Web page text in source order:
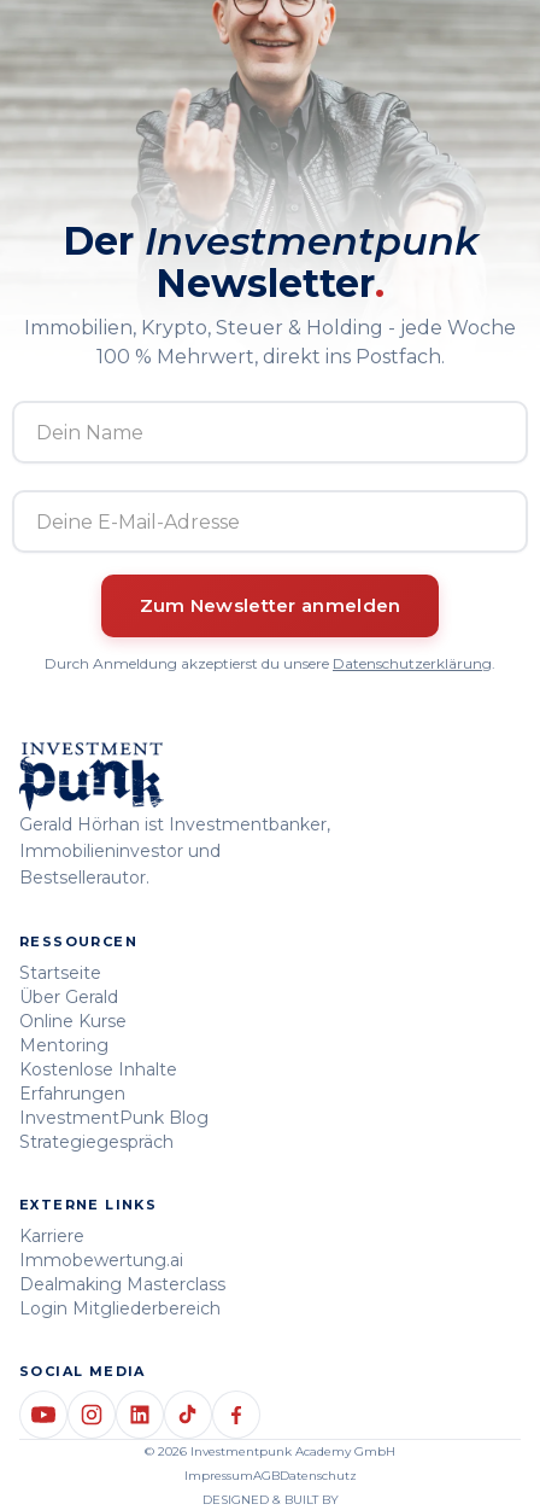
DerInvestmentpunk
Newsletter.
Immobilien, Krypto, Steuer & Holding - jede Woche
100 % Mehrwert, direkt ins Postfach.
Durch Anmeldung akzeptierst du unsere Datenschutzerklärung.
Gerald Hörhan ist Investmentbanker,
Immobilieninvestor und
Bestsellerautor.
RESSOURCEN
Startseite
Über Gerald
Online Kurse
Mentoring
Kostenlose Inhalte
Erfahrungen
InvestmentPunk Blog
Strategiegespräch
EXTERNE LINKS
Karriere
Immobewertung.ai
Dealmaking Masterclass
Login Mitgliederbereich
SOCIAL MEDIA
© 2026 Investmentpunk Academy GmbH
ImpressumAGBDatenschutz
DESIGNED & BUILT BY